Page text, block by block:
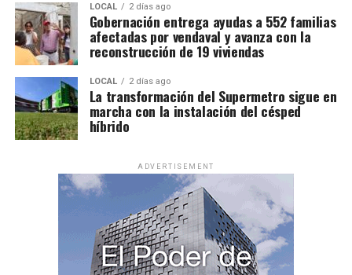
LOCAL 2 días ago
Gobernación entrega ayudas a 552 familias
afectadas por vendaval y avanza con la
reconstrucción de 19 viviendas
LOCAL 2 días ago
La transformación del Supermetro sigue en
marcha con la instalación del césped
híbrido
ADVERTISEMENT